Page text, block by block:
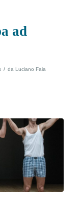
ad
/ da Luciano Faia